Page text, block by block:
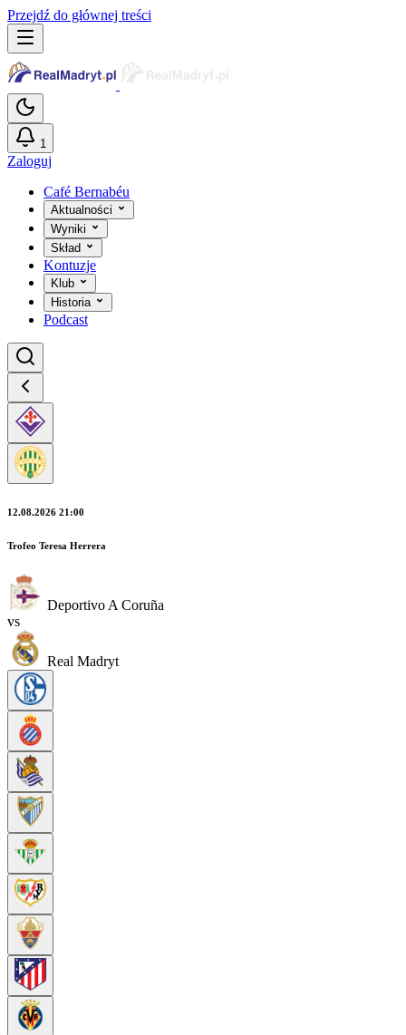
Przejdź do głównej treści
1
Zaloguj
Café Bernabéu
Aktualności
Wyniki
Skład
Kontuzje
Klub
Historia
Podcast
12.08.2026 21:00
Trofeo Teresa Herrera
Deportivo A Coruña
vs
Real Madryt